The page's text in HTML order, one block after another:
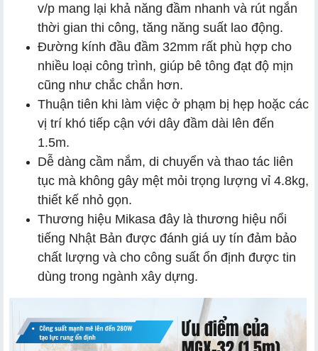
v/p mang lại khả năng đầm nhanh và rút ngắn
thời gian thi công, tăng năng suất lao động.
Đường kính đầu đầm 32mm rất phù hợp cho
nhiều loại công trình, giúp bê tông đạt độ mịn
cũng như chắc chắn hơn.
Thuận tiên khi làm việc ở phạm bị hẹp hoặc các
vị trí khó tiếp cận với dây đầm dài lên đến
1.5m.
Dễ dàng cầm nắm, di chuyển và thao tác liên
tục mà không gây mệt mỏi trọng lượng vỉ 4.8kg,
thiết kế nhỏ gọn.
Thương hiệu Mikasa đây là thương hiệu nổi
tiếng Nhật Bản được đánh giá uy tín đảm bảo
chất lượng và cho công suất ổn định được tin
dùng trong ngành xây dựng.